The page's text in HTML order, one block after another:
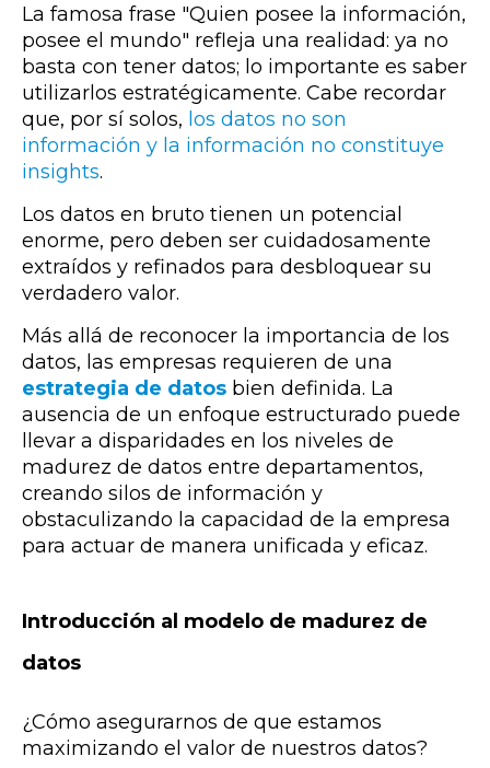
La famosa frase "Quien posee la información,
posee el mundo" refleja una realidad: ya no
basta con tener datos; lo importante es saber
utilizarlos estratégicamente. Cabe recordar
que, por sí solos, los datos no son
información y la información no constituye
insights.
Los datos en bruto tienen un potencial
enorme, pero deben ser cuidadosamente
extraídos y refinados para desbloquear su
verdadero valor.
Más allá de reconocer la importancia de los
datos, las empresas requieren de una
estrategia de datos bien definida. La
ausencia de un enfoque estructurado puede
llevar a disparidades en los niveles de
madurez de datos entre departamentos,
creando silos de información y
obstaculizando la capacidad de la empresa
para actuar de manera unificada y eficaz.
Introducción al modelo de madurez de
datos
¿Cómo asegurarnos de que estamos
maximizando el valor de nuestros datos?